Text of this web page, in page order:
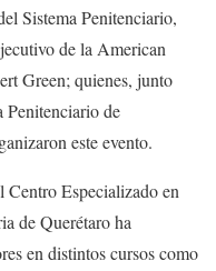
Sistema Penitenciario,
de la American
Green; quienes, junto
Penitenciario de
este evento.
Especializado en
de Querétaro ha
en distintos cursos como